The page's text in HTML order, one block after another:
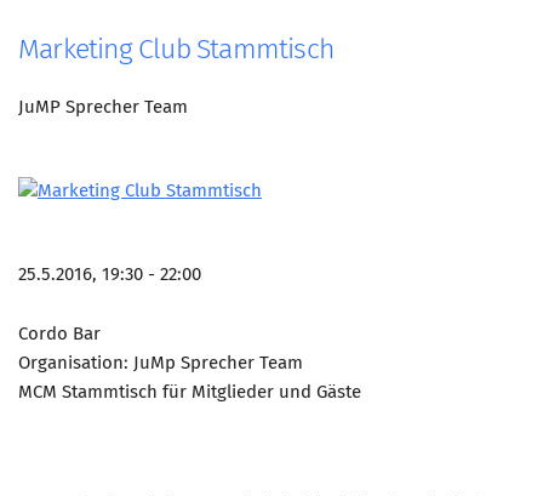
Marketing Club Stammtisch
JuMP Sprecher Team
25.5.2016, 19:30 - 22:00
Cordo Bar
Organisation: JuMp Sprecher Team
MCM Stammtisch für Mitglieder und Gäste